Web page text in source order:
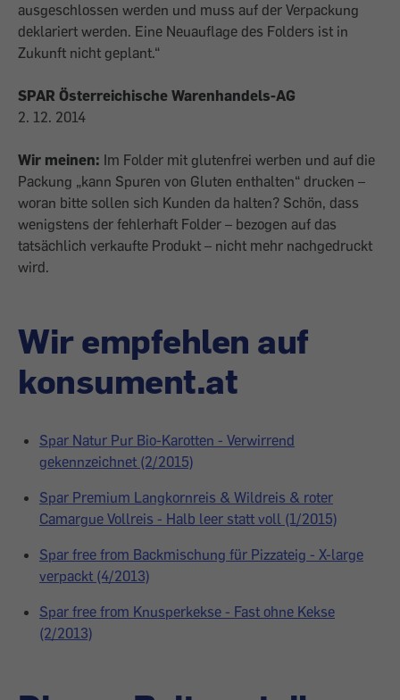
ausgeschlossen werden und muss auf der Verpackung
deklariert werden. Eine Neuauflage des Folders ist in
Zukunft nicht geplant.“
SPAR Österreichische Warenhandels-AG
2. 12. 2014
Wir meinen: Im Folder mit glutenfrei werben und auf die
Packung „kann Spuren von Gluten enthalten“ drucken –
woran bitte sollen sich Kunden da halten? Schön, dass
wenigstens der fehlerhaft Folder – bezogen auf das
tatsächlich verkaufte Produkt – nicht mehr nachgedruckt
wird.
Wir empfehlen auf
konsument.at
Spar Natur Pur Bio-Karotten - Verwirrend
gekennzeichnet (2/2015)
Spar Premium Langkornreis & Wildreis & roter
Camargue Vollreis - Halb leer statt voll (1/2015)
Spar free from Backmischung für Pizzateig - X-large
verpackt (4/2013)
Spar free from Knusperkekse - Fast ohne Kekse
(2/2013)